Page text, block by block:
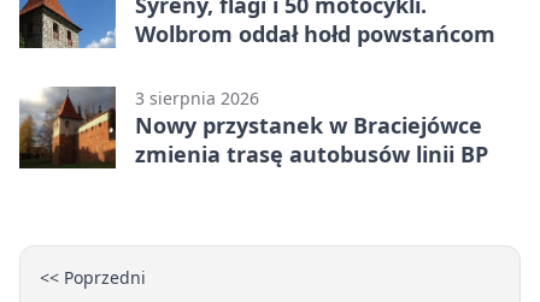
Wolbrom oddał hołd powstańcom
3 sierpnia 2026
Nowy przystanek w Braciejówce
zmienia trasę autobusów linii BP
<< Poprzedni